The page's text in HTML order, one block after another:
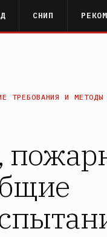
СНИП
ТРЕБОВАНИЯ И МЕТОДЫ